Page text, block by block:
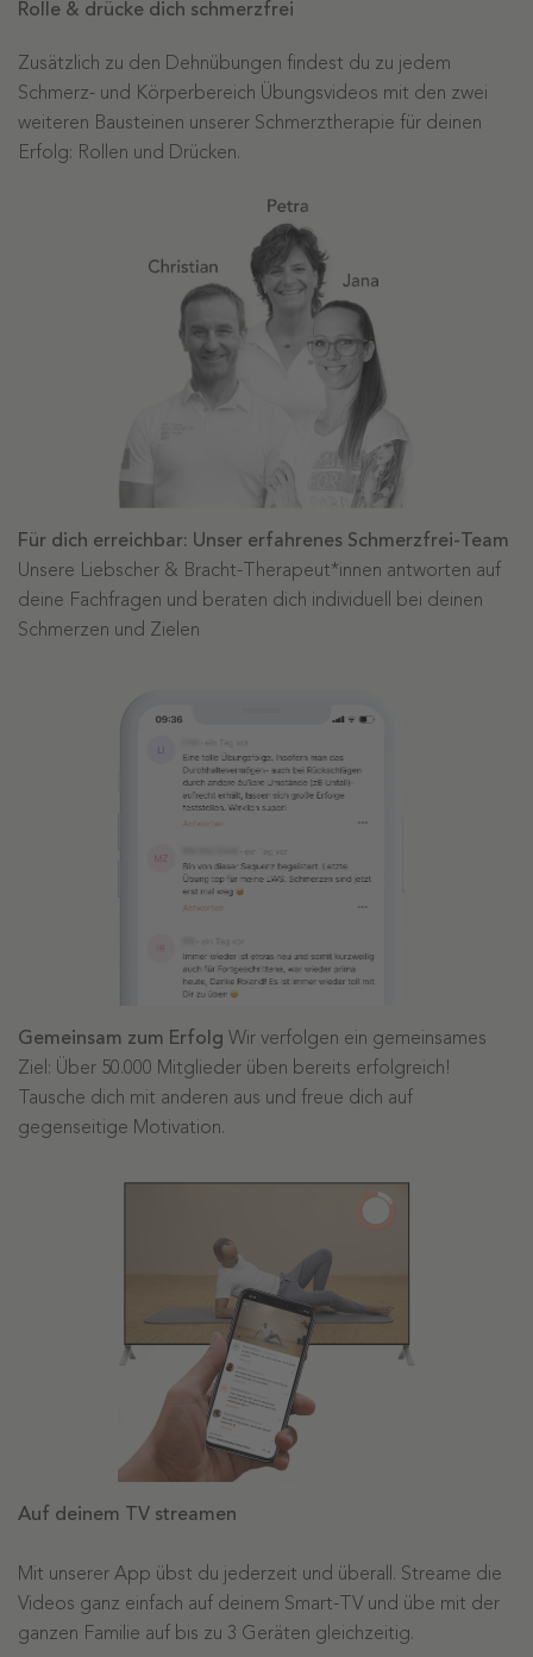
Rolle & drücke dich schmerzfrei
Zusätzlich zu den Dehnübungen findest du zu jedem
Schmerz- und Körperbereich Übungsvideos mit den zwei
weiteren Bausteinen unserer Schmerztherapie für deinen
Erfolg: Rollen und Drücken.
Für dich erreichbar: Unser erfahrenes Schmerzfrei-Team
Unsere Liebscher & Bracht-Therapeut*innen antworten auf
deine Fachfragen und beraten dich individuell bei deinen
Schmerzen und Zielen
Gemeinsam zum Erfolg Wir verfolgen ein gemeinsames
Ziel: Über 50.000 Mitglieder üben bereits erfolgreich!
Tausche dich mit anderen aus und freue dich auf
gegenseitige Motivation.
Auf deinem TV streamen
Mit unserer App übst du jederzeit und überall. Streame die
Videos ganz einfach auf deinem Smart-TV und übe mit der
ganzen Familie auf bis zu 3 Geräten gleichzeitig.